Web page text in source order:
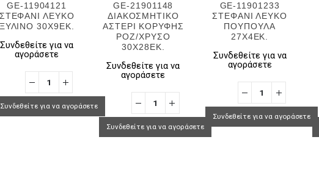
GE-11904121
ΣΤEΦΑΝΙ ΛΕΥΚΟ
ΞΥΛΙΝΟ 30Χ9ΕΚ.
Συνδεθείτε για να
αγοράσετε
Συνδεθείτε για να αγοράσετε
GE-21901148
ΔΙΑΚΟΣΜΗΤΙΚΟ
ΑΣΤΕΡΙ ΚΟΡΥΦΗΣ
ΡΟΖ/ΧΡΥΣΟ
30Χ28ΕΚ.
Συνδεθείτε για να
αγοράσετε
Συνδεθείτε για να αγοράσετε
GE-11901233
ΣΤΕΦΑΝΙ ΛΕΥΚΟ
ΠΟΥΠΟΥΛΑ
27Χ4ΕΚ.
Συνδεθείτε για να
αγοράσετε
Συνδεθείτε για να αγοράσετε